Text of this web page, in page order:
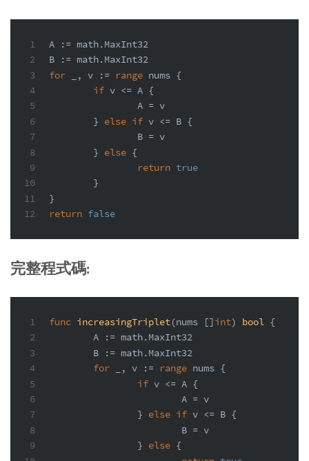
1
2
3
4
5
6
7
8
9
10
11
12
A := math.MaxInt32
B := math.MaxInt32
for _, v := range nums {
if v <= A {
		A = v
	}
else if v <= B {
		B = v
	}
else {
return true
	}
}
return false
完整程式碼:
1
2
3
4
5
6
7
8
9
func increasingTriplet(nums []int) bool {
	A := math.MaxInt32
	B := math.MaxInt32
for _, v := range nums {
if v <= A {
			A = v
		}
else if v <= B {
			B = v
		}
else {